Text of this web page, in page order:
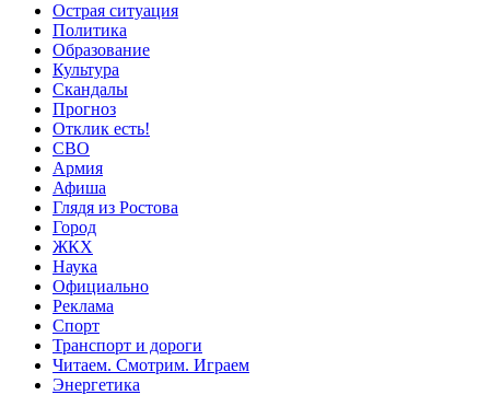
Острая ситуация
Политика
Образование
Культура
Скандалы
Прогноз
Отклик есть!
СВО
Армия
Афиша
Глядя из Ростова
Город
ЖКХ
Наука
Официально
Реклама
Спорт
Транспорт и дороги
Читаем. Смотрим. Играем
Энергетика